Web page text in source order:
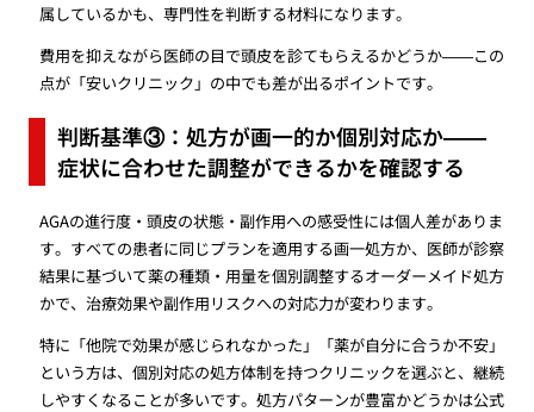
属しているかも、専門性を判断する材料になります。
費用を抑えながら医師の目で頭皮を診てもらえるかどうか——この
点が「安いクリニック」の中でも差が出るポイントです。
判断基準③：処方が画一的か個別対応か——
症状に合わせた調整ができるかを確認する
AGAの進行度・頭皮の状態・副作用への感受性には個人差がありま
す。すべての患者に同じプランを適用する画一処方か、医師が診察
結果に基づいて薬の種類・用量を個別調整するオーダーメイド処方
かで、治療効果や副作用リスクへの対応力が変わります。
特に「他院で効果が感じられなかった」「薬が自分に合うか不安」
という方は、個別対応の処方体制を持つクリニックを選ぶと、継続
しやすくなることが多いです。処方パターンが豊富かどうかは公式